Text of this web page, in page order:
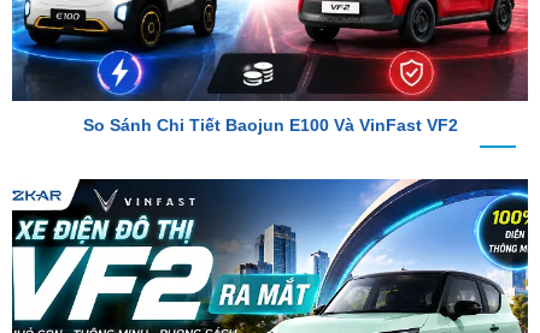
So Sánh Chi Tiết Baojun E100 Và VinFast VF2